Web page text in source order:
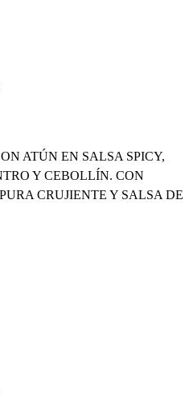
ATÚN EN SALSA SPICY,
Y CEBOLLÍN. CON
CRUJIENTE Y SALSA DE